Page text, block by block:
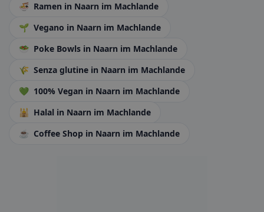
🍜 Ramen in Naarn im Machlande
🌱 Vegano in Naarn im Machlande
🥗 Poke Bowls in Naarn im Machlande
🌾 Senza glutine in Naarn im Machlande
💚 100% Vegan in Naarn im Machlande
🕌 Halal in Naarn im Machlande
☕ Coffee Shop in Naarn im Machlande